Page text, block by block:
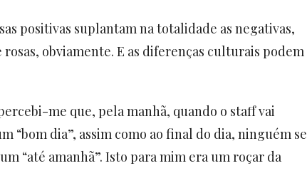
positivas suplantam na totalidade as negativas,
obviamente. E as diferenças culturais podem
me que, pela manhã, quando o staff vai
“bom dia”, assim como ao final do dia, ninguém se
“até amanhã”. Isto para mim era um roçar da